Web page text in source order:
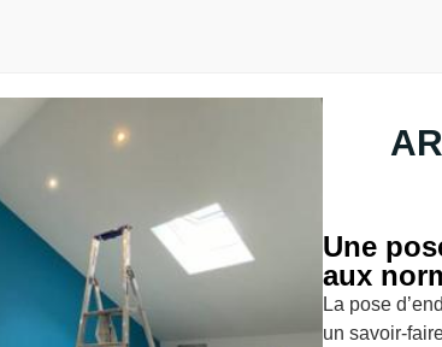
Une
aux
La pose
un savoir-